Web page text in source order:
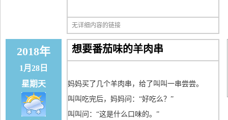
无详细内容的链接
2018年
1月28日
星期天
想要番茄味的羊肉串
妈妈买了几个羊肉串，给了叫叫一串尝尝。
叫叫吃完后，妈妈问：“好吃么？”
叫叫问：“这是什么口味的。”